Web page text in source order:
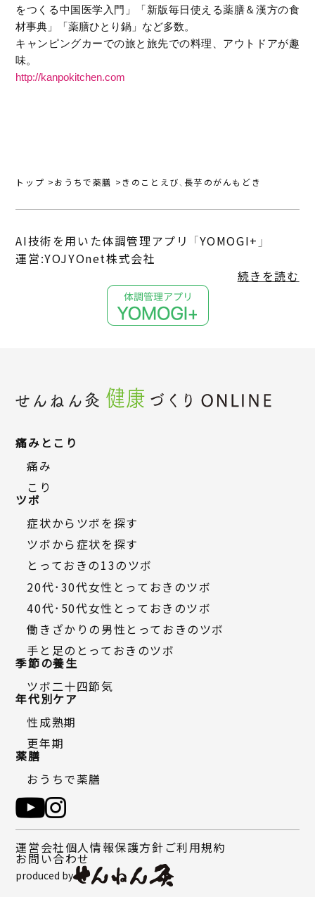
をつくる中国医学入門」「新版毎日使える薬膳＆漢方の食
材事典」「薬膳ひとり鍋」など多数。
キャンピングカーでの旅と旅先での料理、アウトドアが趣
味。
http://kanpokitchen.com
トップ おうちで薬膳 きのことえび、長芋のがんもどき
AI技術を用いた体調管理アプリ 「YOMOGI+」
運営:YOJYOnet株式会社
続きを読む
痛みとこり
痛み
こり
ツボ
症状からツボを探す
ツボから症状を探す
とっておきの13のツボ
20代・30代女性とっておきのツボ
40代・50代女性とっておきのツボ
働きざかりの男性とっておきのツボ
手と足のとっておきのツボ
季節の養生
ツボ二十四節気
年代別ケア
性成熟期
更年期
薬膳
おうちで薬膳
運営会社個人情報保護方針ご利用規約
お問い合わせ
produced by